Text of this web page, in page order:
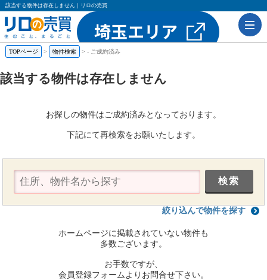
該当する物件は存在しません｜リロの売買
TOPページ 物件検索 - ご成約済み
該当する物件は存在しません
お探しの物件はご成約済みとなっております。
下記にて再検索をお願いたします。
絞り込んで物件を探す
ホームページに掲載されていない物件も
多数ございます。
お手数ですが、
会員登録フォームよりお問合せ下さい。